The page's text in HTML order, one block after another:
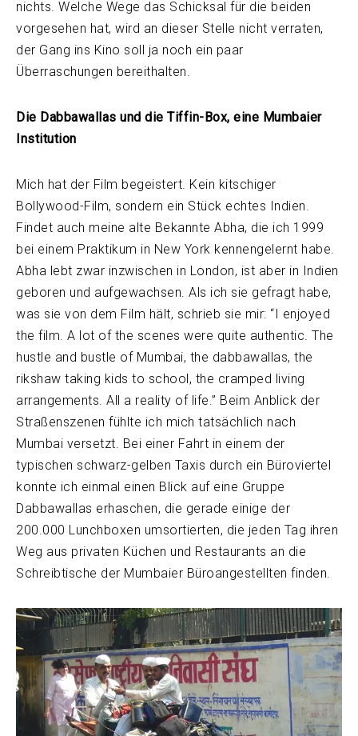
nichts. Welche Wege das Schicksal für die beiden
vorgesehen hat, wird an dieser Stelle nicht verraten,
der Gang ins Kino soll ja noch ein paar
Überraschungen bereithalten.
Die Dabbawallas und die Tiffin-Box, eine Mumbaier
Institution
Mich hat der Film begeistert. Kein kitschiger
Bollywood-Film, sondern ein Stück echtes Indien.
Findet auch meine alte Bekannte Abha, die ich 1999
bei einem Praktikum in New York kennengelernt habe.
Abha lebt zwar inzwischen in London, ist aber in Indien
geboren und aufgewachsen. Als ich sie gefragt habe,
was sie von dem Film hält, schrieb sie mir: “I enjoyed
the film. A lot of the scenes were quite authentic. The
hustle and bustle of Mumbai, the dabbawallas, the
rikshaw taking kids to school, the cramped living
arrangements. All a reality of life.” Beim Anblick der
Straßenszenen fühlte ich mich tatsächlich nach
Mumbai versetzt. Bei einer Fahrt in einem der
typischen schwarz-gelben Taxis durch ein Büroviertel
konnte ich einmal einen Blick auf eine Gruppe
Dabbawallas erhaschen, die gerade einige der
200.000 Lunchboxen umsortierten, die jeden Tag ihren
Weg aus privaten Küchen und Restaurants an die
Schreibtische der Mumbaier Büroangestellten finden.